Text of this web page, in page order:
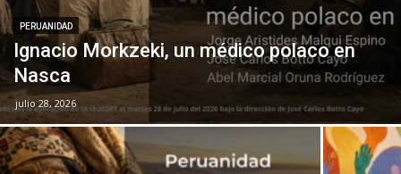
PERUANIDAD
Ignacio Morkzeki, un médico polaco en
Nasca
julio 28, 2026